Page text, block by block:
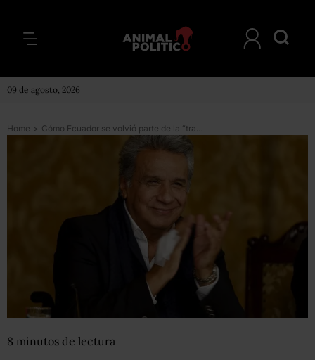
09 de agosto, 2026
Home > Cómo Ecuador se volvió parte de la “trama rusa” que amenaza al gobierno de Donald Trump
8 minutos de lectura